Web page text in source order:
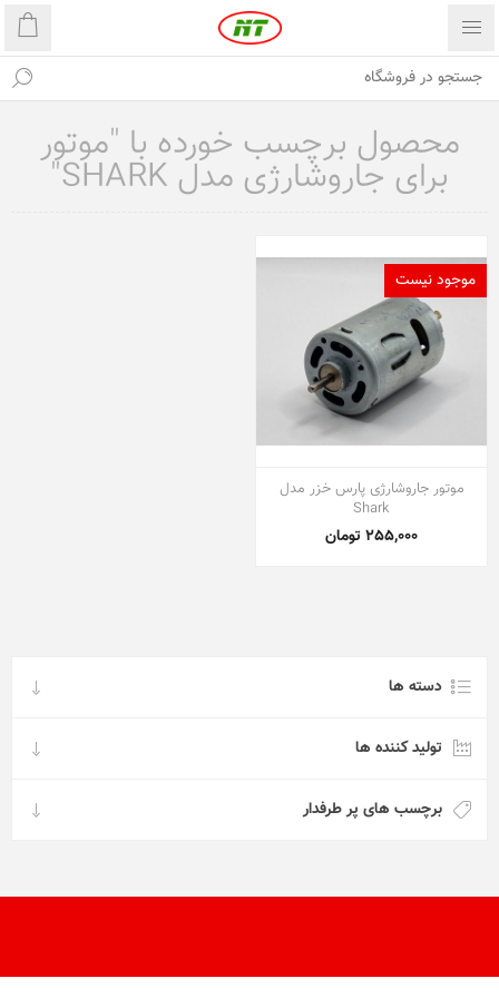
محصول برچسب خورده با "موتور
برای جاروشارژی مدل SHARK"
موجود نیست
موتور جاروشارژی پارس خزر مدل
Shark
255,000 تومان
دسته ها
تولید کننده ها
برچسب های پر طرفدار